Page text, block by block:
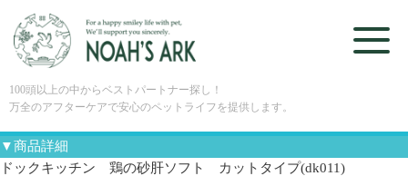
100頭以上の中からベストパートナー探し！
万全のアフターケアで安心のペットライフを提供します。
▼商品詳細
ドックキッチン 鶏の砂肝ソフト カットタイプ(dk011)